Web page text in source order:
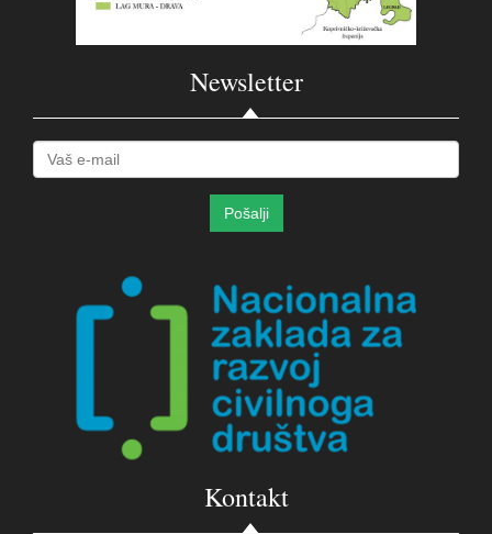
Newsletter
Kontakt